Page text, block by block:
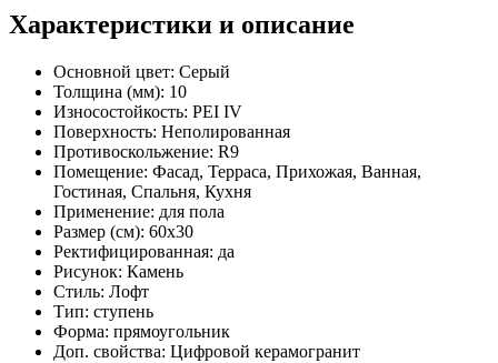
Характеристики и описание
Основной цвет: Серый
Толщина (мм): 10
Износостойкость: PEI IV
Поверхность: Неполированная
Противоскольжение: R9
Помещение: Фасад, Терраса, Прихожая, Ванная,
Гостиная, Спальня, Кухня
Применение: для пола
Размер (см): 60x30
Ректифицированная: да
Рисунок: Камень
Стиль: Лофт
Тип: ступень
Форма: прямоугольник
Доп. свойства: Цифровой керамогранит